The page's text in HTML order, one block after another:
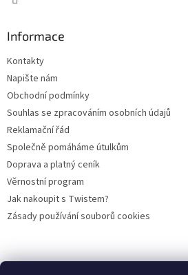
Informace
Kontakty
Napište nám
Obchodní podmínky
Souhlas se zpracováním osobních údajů
Reklamační řád
Společně pomáháme útulkům
Doprava a platný ceník
Věrnostní program
Jak nakoupit s Twistem?
Zásady používání souborů cookies